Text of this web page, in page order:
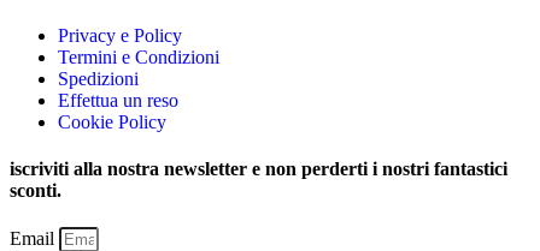
Privacy e Policy
Termini e Condizioni
Spedizioni
Effettua un reso
Cookie Policy
iscriviti alla nostra newsletter e non perderti i nostri fantastici
sconti.
Email